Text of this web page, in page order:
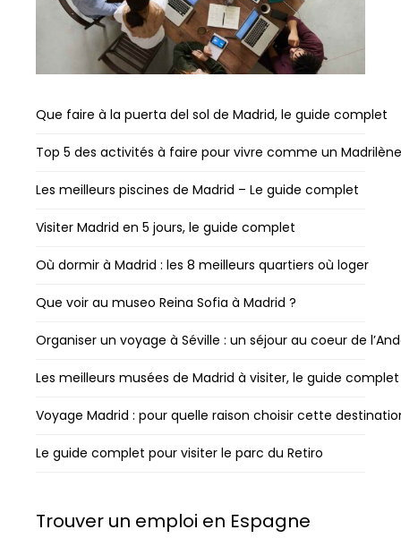
Que faire à la puerta del sol de Madrid, le guide complet
Top 5 des activités à faire pour vivre comme un Madrilène
Les meilleurs piscines de Madrid – Le guide complet
Visiter Madrid en 5 jours, le guide complet
Où dormir à Madrid : les 8 meilleurs quartiers où loger
Que voir au museo Reina Sofia à Madrid ?
Organiser un voyage à Séville : un séjour au coeur de
Les meilleurs musées de Madrid à visiter, le guide complet
Voyage Madrid : pour quelle raison choisir cette
Le guide complet pour visiter le parc du Retiro
Trouver un emploi en Espagne